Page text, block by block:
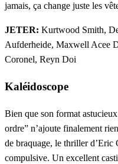
jamais, ça change juste les
JETER: Kurtwood Smith,
Aufderheide, Maxwell Acee
Coronel, Reyn Doi
Kaléidoscope
Bien que son format
ordre” n’ajoute finalement
de braquage, le thriller d’Eric
compulsive. Un excellent